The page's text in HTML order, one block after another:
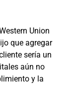
Union
que agregar
sería un
aún no
y la